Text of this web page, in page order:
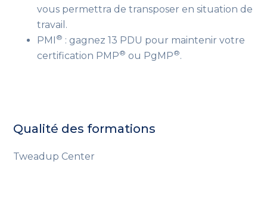
vous permettra de transposer en situation de
travail .
PMI ® : gagnez 13 PDU pour maintenir votre
certification PMP® ou PgMP®.
Qualité des formations
Tweadup Center